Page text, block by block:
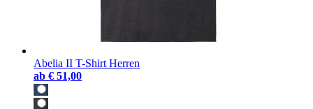
Abelia II T-Shirt Herren
ab € 51,00